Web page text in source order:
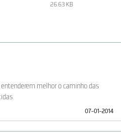
26.63 KB
melhor o caminho das
07-01-2014